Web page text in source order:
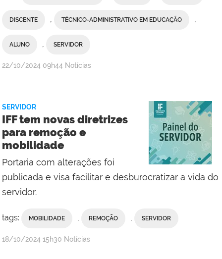
DISCENTE , TÉCNICO-ADMINISTRATIVO EM EDUCAÇÃO ,
ALUNO , SERVIDOR
por
Bom
Jesus
do
Itabapoana
publicado
22/10/2024 09h44 Notícias
SERVIDOR
IFF tem novas diretrizes
para remoção e
mobilidade
Portaria com alterações foi
publicada e visa facilitar e desburocratizar a vida do
servidor.
tags: MOBILIDADE REMOÇÃO SERVIDOR
por
publicado
18/10/2024 15h30 Notícias